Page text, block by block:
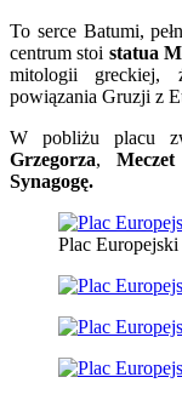
To serce Batumi,
centrum stoi statua
mitologii greckiej,
powiązania Gruzji z
W pobliżu placu
Grzegorza,
Synagogę.
Plac